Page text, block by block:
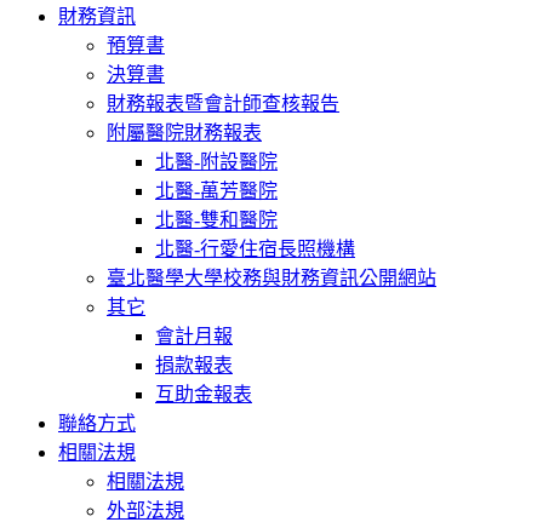
財務資訊
預算書
決算書
財務報表暨會計師查核報告
附屬醫院財務報表
北醫-附設醫院
北醫-萬芳醫院
北醫-雙和醫院
北醫-行愛住宿長照機構
臺北醫學大學校務與財務資訊公開網站
其它
會計月報
捐款報表
互助金報表
聯絡方式
相關法規
相關法規
外部法規